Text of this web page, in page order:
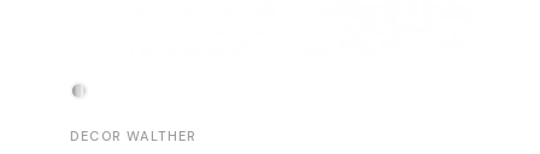
DECOR WALTHER